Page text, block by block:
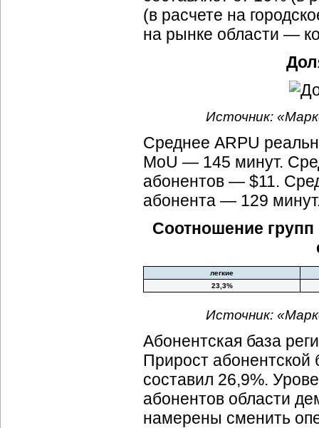
(в расчете на
на рынке области —
Источник:
Среднее ARPU
MoU — 145 минут.
абонентов — $11.
абонента — 129
Соотношение
легкие
23,3%
Источник:
Абонентская база
Прирост абонентской
составил 26,9%.
абонентов области
намерены сменить